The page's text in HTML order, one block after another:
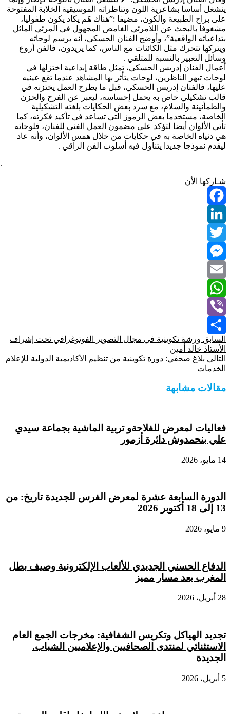
ينشغل أساسا بشاعرية اللون وتناظراته الموسيقية الخلابة المفتوحة
على براح الطبيعة والكون، مضيفا :”هناك هَم يكاد يكون طفوليا،
مشغوفا بالبحث عن اللامرئي الغامض المجهول في المرئي الماثل
بتداعياته الواقعية”، وأوضح الفنان الحسكي، أنه يرسم لوحاته
ويتركها تتحرك مثل الكائنات مع الناس، كما يريدون، فالفن أروع
وسائل التعبير بالنسبة للمتلقي .
أعمال الفنان إدريس الحسكي، تمثل طاقة إبداعية اختزلها في
لوحات تبهر الناظرين، لوحات يتأثر بها المشاهد عندما تقع عينيه
عليها، فالفنان إدريس الحسكي، قبل ما يطرح العمل يختزنه في
قالب تشكيلي خاص به يحمل إحساسه، ليعبر عن الفرح والحزن
والطمأنينة والسلام، مع سرد بعض الحكايات بلغته التشكيلية
الخاصة، مستخدما بعض الرموز التي تساعد في تأكيد فكرته، كما
تأتي الألوان أيضا لتؤكد على مضمون العمل الفني للفنان، فلوحاته
هي دنياه الخاصة به في حكايات من خلال همس الألوان، وأنه عاد
ليقدم نموذجا جديدا يتناول فيه أسلوب الفن الراقي .
شـاركها الأن
Facebook
LinkedIn
Twitter
Messenger
Email
WhatsApp
Viber
Share
السابق ورشة تكوينية في مجال التصوير الفوتوغرافي تحت إشراف
الأستاذ خالد أمين
التالي بلاغ صحفي: دورة تكوينية من تنظيم الأكاديمية الدولية للإعلام
الخدمات
مقالات مشابهة
فعاليات لمعرض للفلاحةو تربية الماشية بجماعة سيدي
علي بنحمدوش دائرة أزمور
14 مايو، 2026
الدورة السابعة عشرة لمعرض الفرس للجديدة تاريخ: من
13 إلى 18 أكتوبر 2026
9 مايو، 2026
الدفاع الحسني الجديدي للألعاب الإلكترونية وصيف بطل
المغرب بعد مسار مميز
28 أبريل، 2026
تجديد الهياكل وتكريس الشفافية: مخرجات الجمع العام
الاستثنائي لمنتدى الصحافيين والإعلاميين الشباب.
الجديدة
5 أبريل، 2026